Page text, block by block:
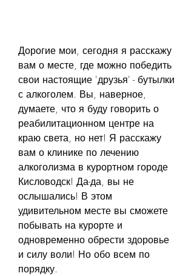
Дорогие мои, сегодня я расскажу
вам о месте, где можно победить
свои настоящие 'друзья' - бутылки
с алкоголем. Вы, наверное,
думаете, что я буду говорить о
реабилитационном центре на
краю света, но нет! Я расскажу
вам о клинике по лечению
алкоголизма в курортном городе
Кисловодск! Да-да, вы не
ослышались! В этом
удивительном месте вы сможете
побывать на курорте и
одновременно обрести здоровье
и силу воли! Но обо всем по
порядку.